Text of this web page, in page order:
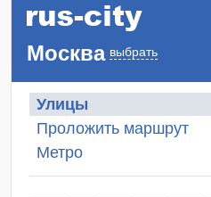
Москва выбрать
Улицы
Проложить маршрут
Метро